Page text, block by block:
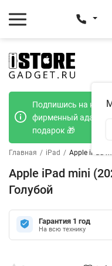
Подпишись на наш
фирменный адаптер
подарок 🎁
Главная / iPad / Apple iPad
Apple iPad mini
Голубой
Гарантия 1 год
На всю технику